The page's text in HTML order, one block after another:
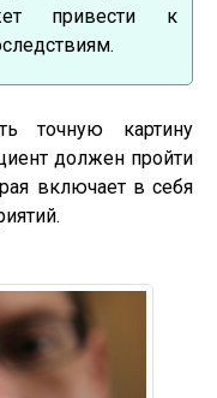
привести к
точную картину
должен пройти
включает в себя